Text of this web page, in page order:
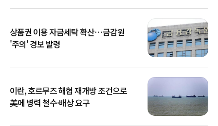
상품권 이용 자금세탁 확산…금감원
'주의' 경보 발령
이란, 호르무즈 해협 재개방 조건으로
美에 병력 철수·배상 요구